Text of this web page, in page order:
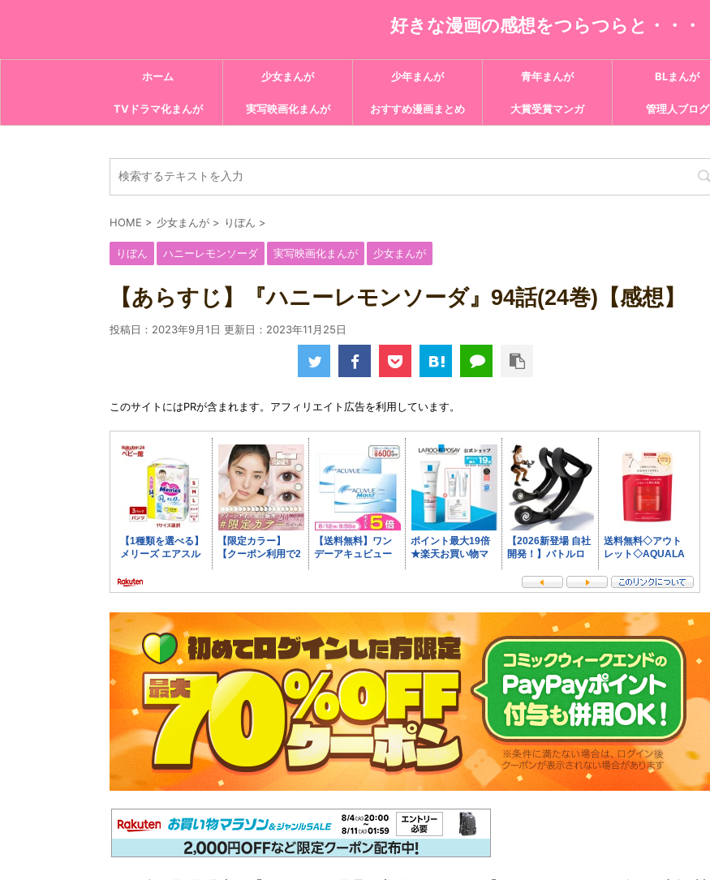
好きな漫画の感想をつらつらと・・・
ホーム 少女まんが 少年まんが 青年まんが BLまんが
TVドラマ化まんが 実写映画化まんが おすすめ漫画まとめ 大賞受賞マンガ 管理人ブログ
HOME > 少女まんが > りぼん >
りぼん ハニーレモンソーダ 実写映画化まんが 少女まんが
【あらすじ】『ハニーレモンソーダ』94話(24巻)【感想】
投稿日：2023年9月1日 更新日： 2023年11月25日
このサイトにはPRが含まれます。アフィリエイト広告を利用しています。